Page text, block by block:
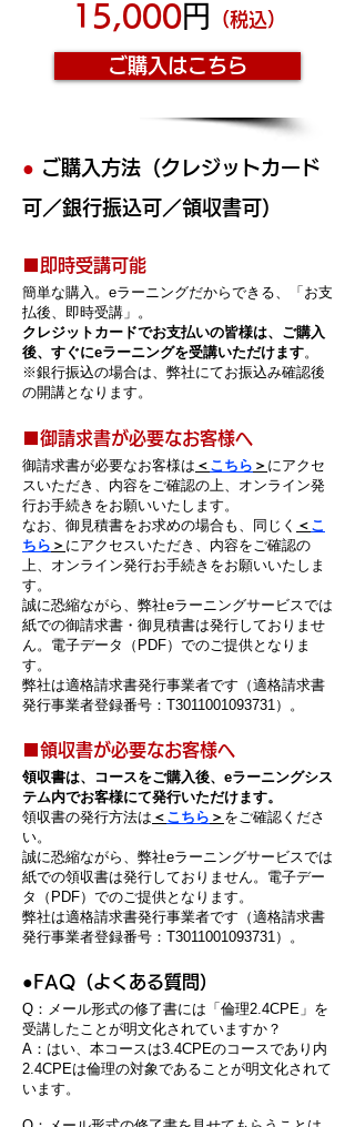
15,000円 （税込）
ご購入はこちら
● ご購入方法（クレジットカード
可／銀行振込可／領収書可）
​■即時受講可能
簡単な購入。eラーニングだからできる、「お支
払後、即時受講」。
クレジットカードでお支払いの皆様は、ご購入
後、すぐにeラーニングを受講いただけます。
※銀行振込の場合は、弊社にてお振込み確認後
の開講となります。
​■御請求書が必要なお客様へ
御請求書が必要なお客様は ＜ こちら ＞ にアクセ
スいただき、内容をご確認の上、オンライン発
行お手続きをお願いいたします。
なお、御見積書をお求めの場合も、同じく ＜ こ
ちら ＞ にアクセスいただき、内容をご確認の
上、オンライン発行お手続きをお願いいたしま
す。
誠に恐縮ながら、弊社eラ ーニングサービスでは
紙での御請求書・御見積書は発行しておりませ
ん。電子データ（PDF）でのご提供となりま
す。
弊社は適格請求書発行事業者です（適格請求書
発行事業者登録番号：T3011001093731）。
​■領収書が必要なお客様へ
領収書は、コースをご購入後、eラーニングシス
テム内でお客様にて発行いただけます。
​領収書の発行方法は ＜ こちら ＞ をご確認くださ
い。
誠に恐縮ながら、弊社eラーニングサービスでは
紙での領収書は発行しておりません。電子デー
タ（PDF）でのご提供となります。
弊社は適格請求書発行事業者です（適格請求書
発行事業者登録番号：T3011001093731）。
​● FAQ（よくある質問）
Q：メール形式の修了書には「倫理2.4CPE」を
受講したことが明文化されていますか？
A：はい、本コースは3.4CPEのコースであり内
2.4CPEは倫理の対象であることが明文化されて
います。